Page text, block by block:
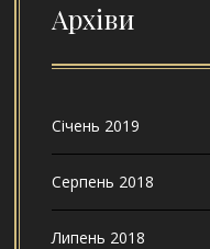
Архіви
Січень 2019
Серпень 2018
Липень 2018